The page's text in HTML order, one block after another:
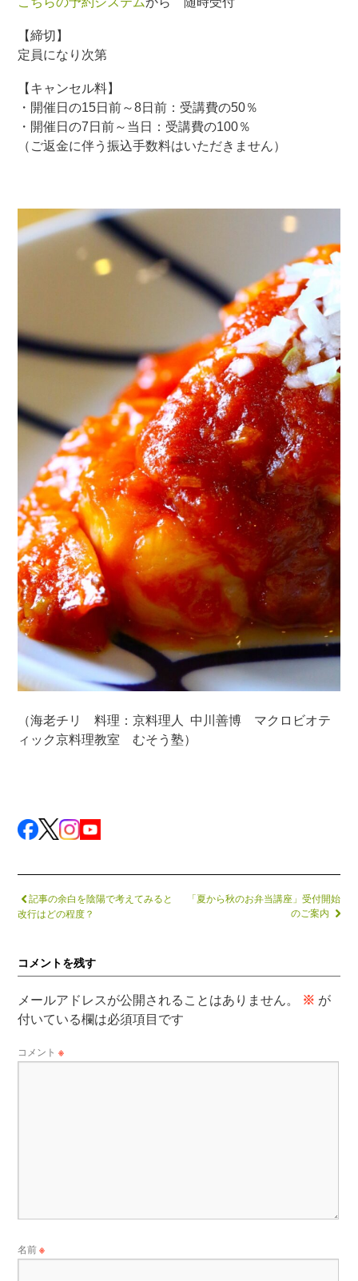
【締切】
定員になり次第
【キャンセル料】
・開催日の15日前～8日前：受講費の50％
・開催日の7日前～当日：受講費の100％
（ご返金に伴う振込手数料はいただきません）
（海老チリ 料理：京料理人 中川善博 マクロビオテ
ィック京料理教室 むそう塾）
記事の余白を陰陽で考えてみると
改行はどの程度？
「夏から秋のお弁当講座」受付開始
のご案内
コメントを残す
メールアドレスが公開されることはありません。 ※ が
付いている欄は必須項目です
コメント※
名前※